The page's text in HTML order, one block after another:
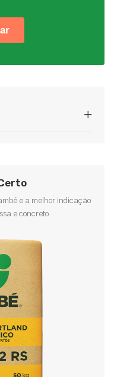
e a melhor indicação
e concreto.